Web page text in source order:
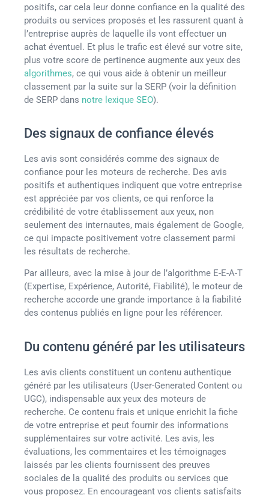
positifs, car cela leur donne confiance en la qualité des
produits ou services proposés et les rassurent quant à
l’entreprise auprès de laquelle ils vont effectuer un
achat éventuel. Et plus le trafic est élevé sur votre site,
plus votre score de pertinence augmente aux yeux des
algorithmes, ce qui vous aide à obtenir un meilleur
classement par la suite sur la SERP (voir la définition
de SERP dans notre lexique SEO).
Des signaux de confiance élevés
Les avis sont considérés comme des signaux de
confiance pour les moteurs de recherche. Des avis
positifs et authentiques indiquent que votre entreprise
est appréciée par vos clients, ce qui renforce la
crédibilité de votre établissement aux yeux, non
seulement des internautes, mais également de Google,
ce qui impacte positivement votre classement parmi
les résultats de recherche.
Par ailleurs, avec la mise à jour de l’algorithme E-E-A-T
(Expertise, Expérience, Autorité, Fiabilité), le moteur de
recherche accorde une grande importance à la fiabilité
des contenus publiés en ligne pour les référencer.
Du contenu généré par les utilisateurs
Les avis clients constituent un contenu authentique
généré par les utilisateurs (User-Generated Content ou
UGC), indispensable aux yeux des moteurs de
recherche. Ce contenu frais et unique enrichit la fiche
de votre entreprise et peut fournir des informations
supplémentaires sur votre activité. Les avis, les
évaluations, les commentaires et les témoignages
laissés par les clients fournissent des preuves
sociales de la qualité des produits ou services que
vous proposez. En encourageant vos clients satisfaits